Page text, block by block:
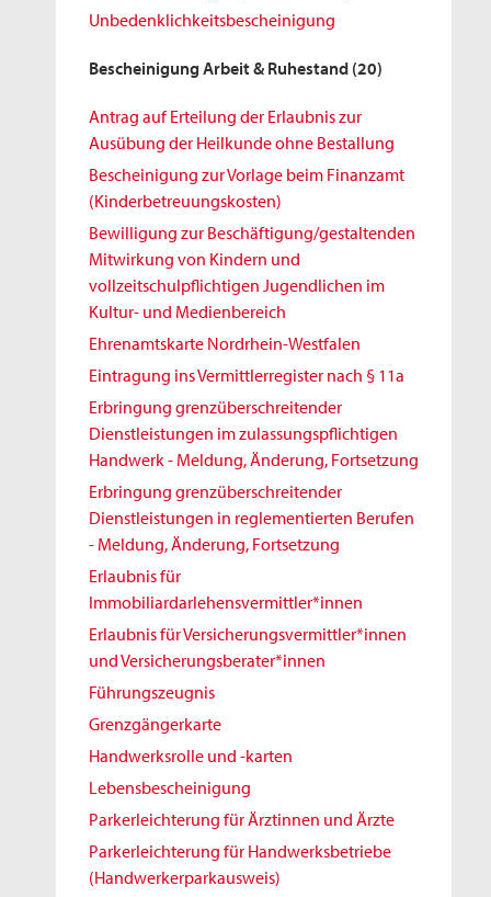
Unbedenklichkeitsbescheinigung
Bescheinigung Arbeit & Ruhestand (20)
Antrag auf Erteilung der Erlaubnis zur
Ausübung der Heilkunde ohne Bestallung
Bescheinigung zur Vorlage beim Finanzamt
(Kinderbetreuungskosten)
Bewilligung zur Beschäftigung/gestaltenden
Mitwirkung von Kindern und
vollzeitschulpflichtigen Jugendlichen im
Kultur- und Medienbereich
Ehrenamtskarte Nordrhein-Westfalen
Eintragung ins Vermittlerregister nach § 11a
Erbringung grenzüberschreitender
Dienstleistungen im zulassungspflichtigen
Handwerk - Meldung, Änderung, Fortsetzung
Erbringung grenzüberschreitender
Dienstleistungen in reglementierten Berufen
- Meldung, Änderung, Fortsetzung
Erlaubnis für
Immobiliardarlehensvermittler*innen
Erlaubnis für Versicherungsvermittler*innen
und Versicherungsberater*innen
Führungszeugnis
Grenzgängerkarte
Handwerksrolle und -karten
Lebensbescheinigung
Parkerleichterung für Ärztinnen und Ärzte
Parkerleichterung für Handwerksbetriebe
(Handwerkerparkausweis)